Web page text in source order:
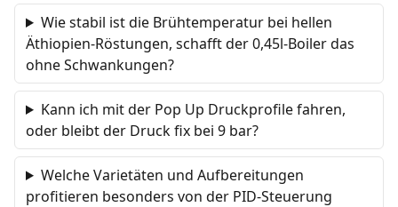
Wie stabil ist die Brühtemperatur bei hellen
Äthiopien-Röstungen, schafft der 0,45l-Boiler das
ohne Schwankungen?
Kann ich mit der Pop Up Druckprofile fahren,
oder bleibt der Druck fix bei 9 bar?
Welche Varietäten und Aufbereitungen
profitieren besonders von der PID-Steuerung